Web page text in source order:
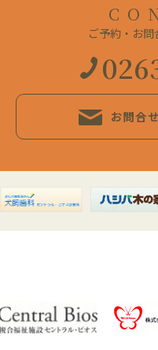
ご予約・お
お問合